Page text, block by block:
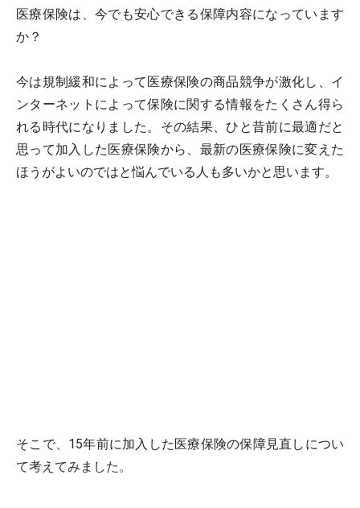
医療保険は、今でも安心できる保障内容になっています
か？
今は規制緩和によって医療保険の商品競争が激化し、イ
ンターネットによって保険に関する情報をたくさん得ら
れる時代になりました。その結果、ひと昔前に最適だと
思って加入した医療保険から、最新の医療保険に変えた
ほうがよいのではと悩んでいる人も多いかと思います。
そこで、15年前に加入した医療保険の保障見直しについ
て考えてみました。